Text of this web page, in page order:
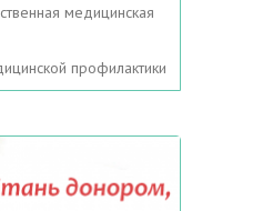
медицинская
профилактики